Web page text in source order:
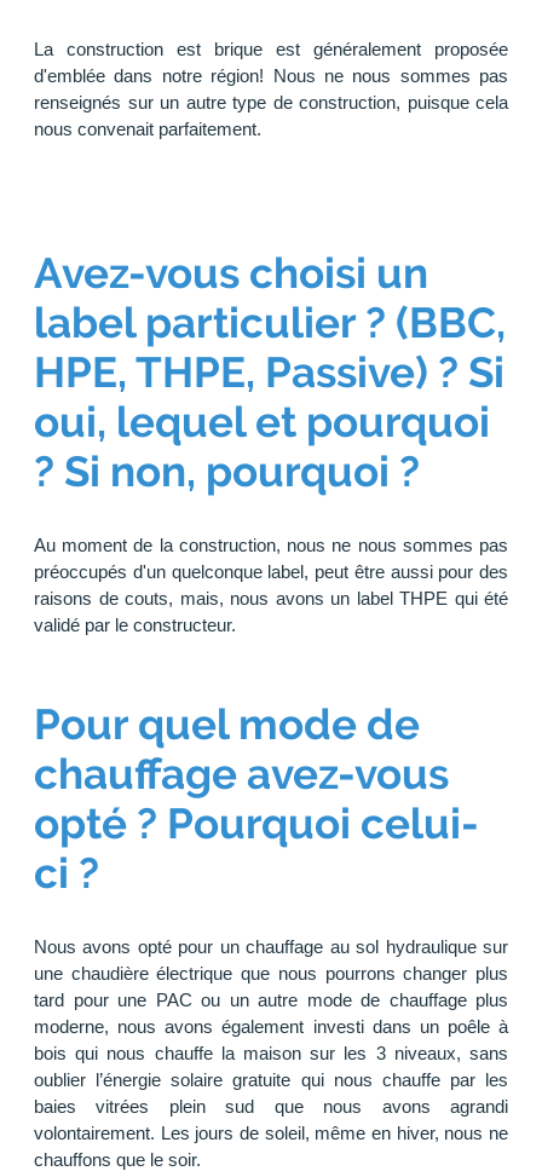
La construction est brique est généralement proposée
d'emblée dans notre région! Nous ne nous sommes pas
renseignés sur un autre type de construction, puisque cela
nous convenait parfaitement.
Avez-vous choisi un
label particulier ? (BBC,
HPE, THPE, Passive) ? Si
oui, lequel et pourquoi
? Si non, pourquoi ?
Au moment de la construction, nous ne nous sommes pas
préoccupés d'un quelconque label, peut être aussi pour des
raisons de couts, mais, nous avons un label THPE qui été
validé par le constructeur.
Pour quel mode de
chauffage avez-vous
opté ? Pourquoi celui-
ci ?
Nous avons opté pour un chauffage au sol hydraulique sur
une chaudière électrique que nous pourrons changer plus
tard pour une PAC ou un autre mode de chauffage plus
moderne, nous avons également investi dans un poêle à
bois qui nous chauffe la maison sur les 3 niveaux, sans
oublier l’énergie solaire gratuite qui nous chauffe par les
baies vitrées plein sud que nous avons agrandi
volontairement. Les jours de soleil, même en hiver, nous ne
chauffons que le soir.